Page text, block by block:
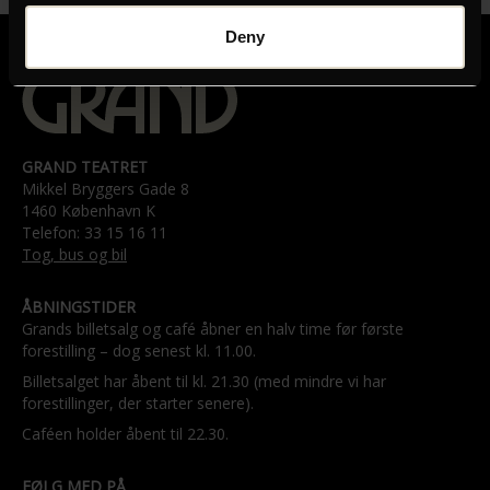
Deny
GRAND TEATRET
Mikkel Bryggers Gade 8
1460 København K
Telefon: 33 15 16 11
Tog, bus og bil
ÅBNINGSTIDER
Grands billetsalg og café åbner en halv time før første
forestilling – dog senest kl. 11.00.
Billetsalget har åbent til kl. 21.30 (med mindre vi har
forestillinger, der starter senere).
Caféen holder åbent til 22.30.